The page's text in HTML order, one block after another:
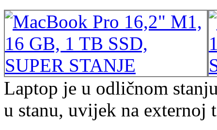
Laptop je u odličnom
u stanu, uvijek na